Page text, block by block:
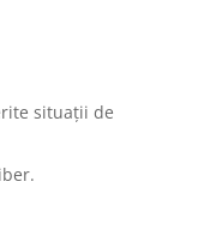
situaţii de